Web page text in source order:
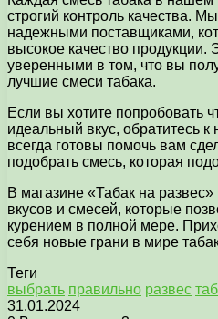
строгий контроль качества.
надежными поставщиками,
высокое качество продукции.
уверенными в том, что вы
лучшие смеси табака.
Если вы хотите попробовать
идеальный вкус, обратитесь
всегда готовы помочь вам
подобрать смесь, которая
В магазине «Табак на
вкусов и смесей, которые
курением в полной мере.
себя новые грани в мире
Теги
выбрать правильно развес
31.01.2024